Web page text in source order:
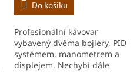
Do košíku
Profesionální kávovar
vybavený dvěma bojlery, PID
systémem, manometrem a
displejem. Nechybí dále